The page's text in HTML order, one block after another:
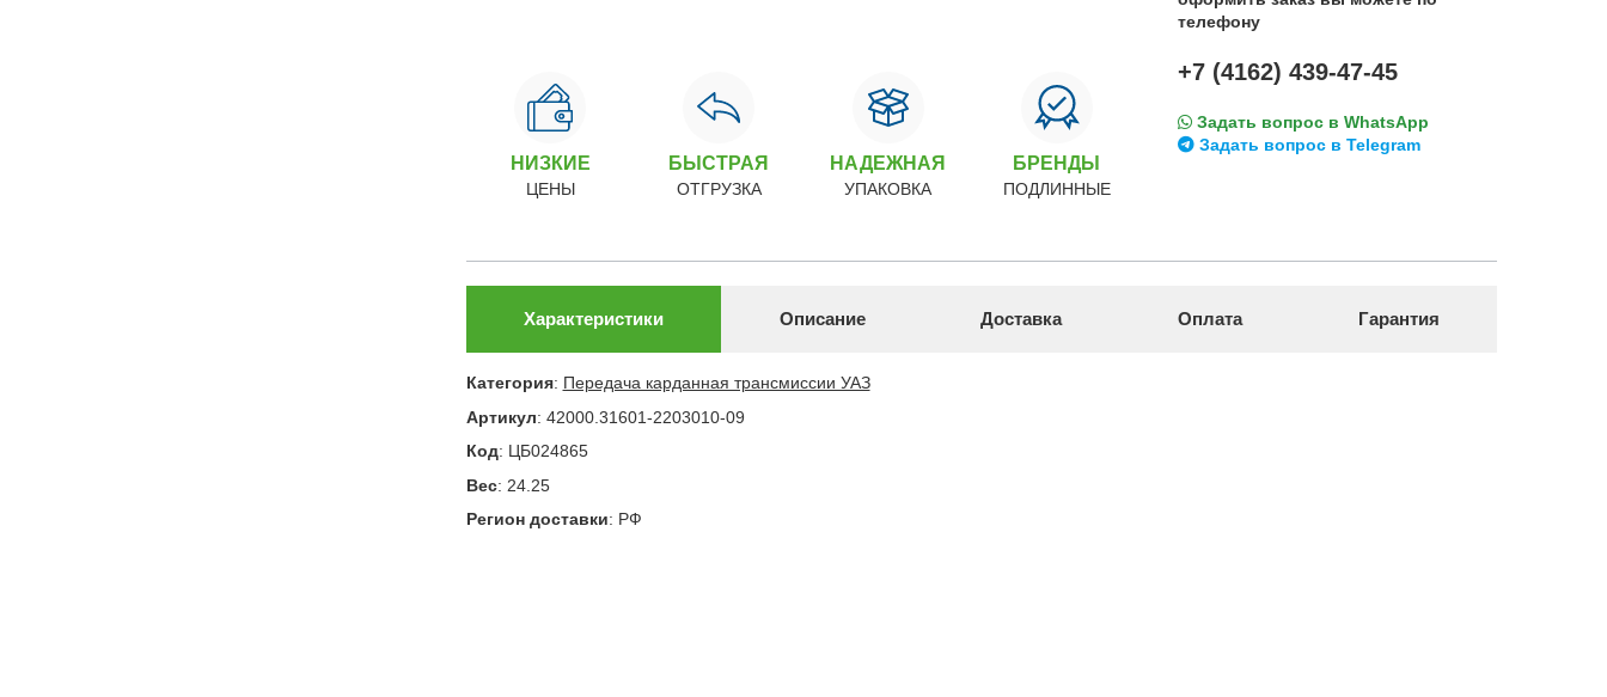
НИЗКИЕ
ЦЕНЫ
БЫСТРАЯ
ОТГРУЗКА
НАДЕЖНАЯ
УПАКОВКА
БРЕНДЫ
ПОДЛИННЫЕ
телефону
+7 (4162) 439-47-45
Задать вопрос в WhatsApp
Задать вопрос в Telegram
Характеристики Описание Доставка Оплата Гарантия
Категория: Передача карданная трансмиссии УАЗ
Артикул: 42000.31601-2203010-09
Код: ЦБ024865
Вес: 24.25
Регион доставки: РФ